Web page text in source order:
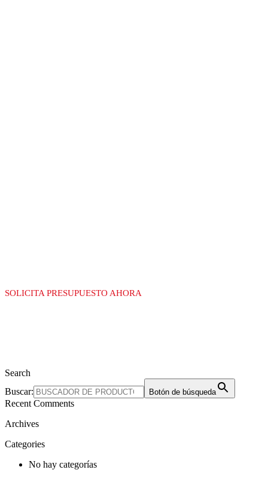
SOLICITA PRESUPUESTO AHORA
Search
Buscar:
Botón de búsqueda
Recent Comments
Archives
Categories
No hay categorías